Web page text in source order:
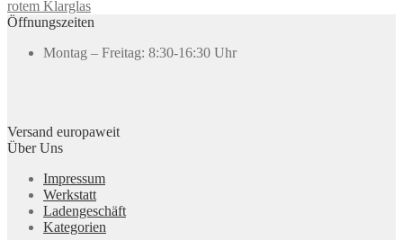
rotem Klarglas
Öffnungszeiten
Montag – Freitag: 8:30-16:30 Uhr
Versand europaweit
Über Uns
Impressum
Werkstatt
Ladengeschäft
Kategorien